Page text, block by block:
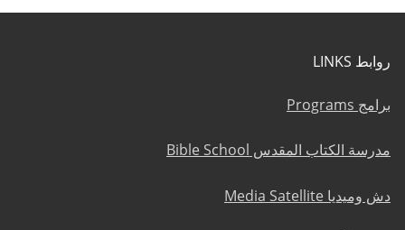
روابط LINKS
برامج Programs
مدرسة الكتاب المقدس Bible School
دش وميديا Media Satellite